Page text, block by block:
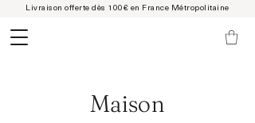
Livraison offerte dès 100€ en France Métropolitaine
Maison